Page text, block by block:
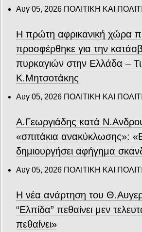
Αυγ 05, 2026 ΠΟΛΙΤΙΚΗ ΚΑΙ
Η πρώτη αφρικανική χώρα
προσφέρθηκε για την
πυρκαγιών στην Ελλάδα –
Κ.Μητσοτάκης
Αυγ 05, 2026 ΠΟΛΙΤΙΚΗ ΚΑΙ
Α.Γεωργιάδης κατά
«σπιτάκια ανακύκλωσης»:
δημιουργήσει αφήγημα
Αυγ 05, 2026 ΠΟΛΙΤΙΚΗ ΚΑΙ
Η νέα ανάρτηση του
“Ελπίδα” πεθαίνει μεν
πεθαίνει»